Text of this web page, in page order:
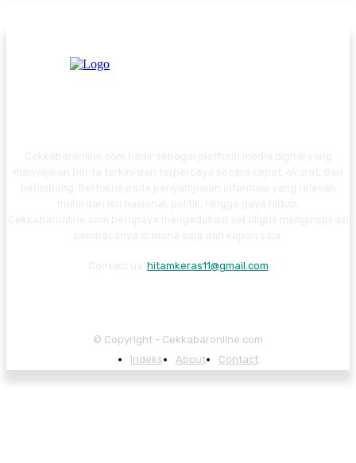
hitamkeras11@gmail.com
© Copyright - Cekkabaronline.com
Indeks
About Contact